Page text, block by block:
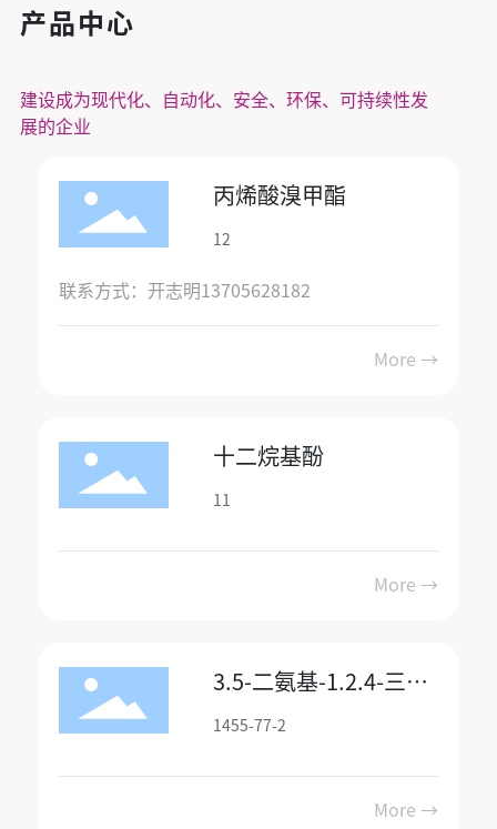
产品中心
建设成为现代化、自动化、安全、环保、可持续性发
展的企业
丙烯酸溴甲酯
12
联系方式：开志明13705628182
More →
十二烷基酚
11
More →
3.5-二氨基-1.2.4-三氮
唑
1455-77-2
More →